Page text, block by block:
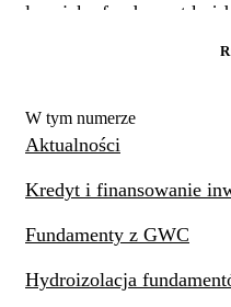
lecz jako fundament
warto zrozumieć jeszcze
Pamiętajmy też, że
wymagania, które
zewnętrznych nie może
dachu - zaledwie 0,15
W tym numerze
Aktualności
Kredyt i finansowanie
Fundamenty z GWC
Hydroizolacja